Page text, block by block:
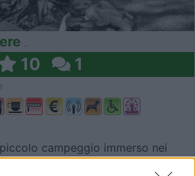
10 1
campeggio immerso nei